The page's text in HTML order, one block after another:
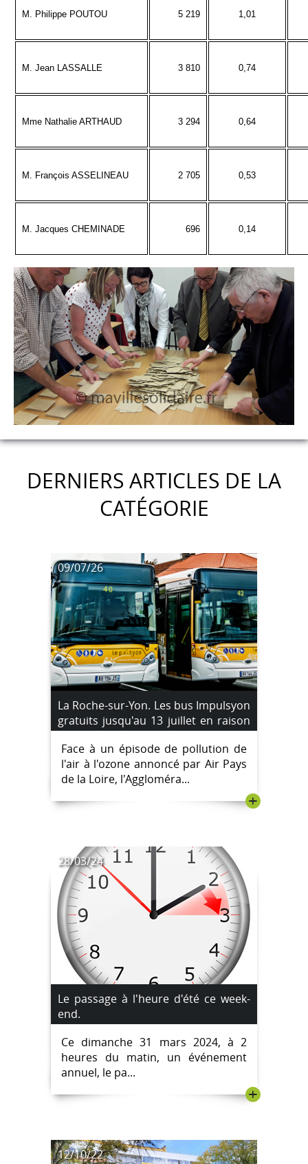
M. Philippe POUTOU 5 219 1,01
M. Jean LASSALLE 3 810 0,74
Mme Nathalie ARTHAUD 3 294 0,64
M. François ASSELINEAU 2 705 0,53
M. Jacques CHEMINADE 696 0,14
DERNIERS ARTICLES DE LA
CATÉGORIE
09/07/26
La Roche-sur-Yon. Les bus Impulsyon
gratuits jusqu'au 13 juillet en raison
d'un pic de pollution à l'ozone
Face à un épisode de pollution de
l'air à l'ozone annoncé par Air Pays
de la Loire, l'Aggloméra...
+
28/03/24
Le passage à l'heure d'été ce week-
end.
Ce dimanche 31 mars 2024, à 2
heures du matin, un événement
annuel, le pa...
+
12/10/22